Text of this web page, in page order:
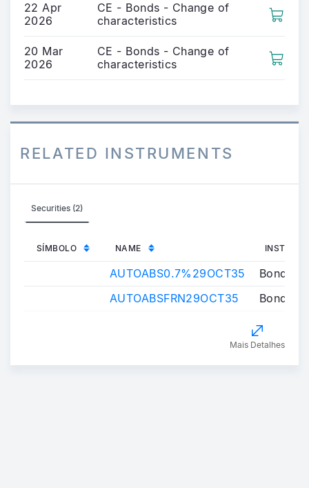
22 Apr
2026
CE - Bonds - Change of
characteristics
20 Mar
2026
CE - Bonds - Change of
characteristics
RELATED INSTRUMENTS
Securities (2)
SÍMBOLO NAME
AUTOABS0.7%29OCT35
Bond
AUTOABSFRN29OCT35
Bond
Mais Detalhes